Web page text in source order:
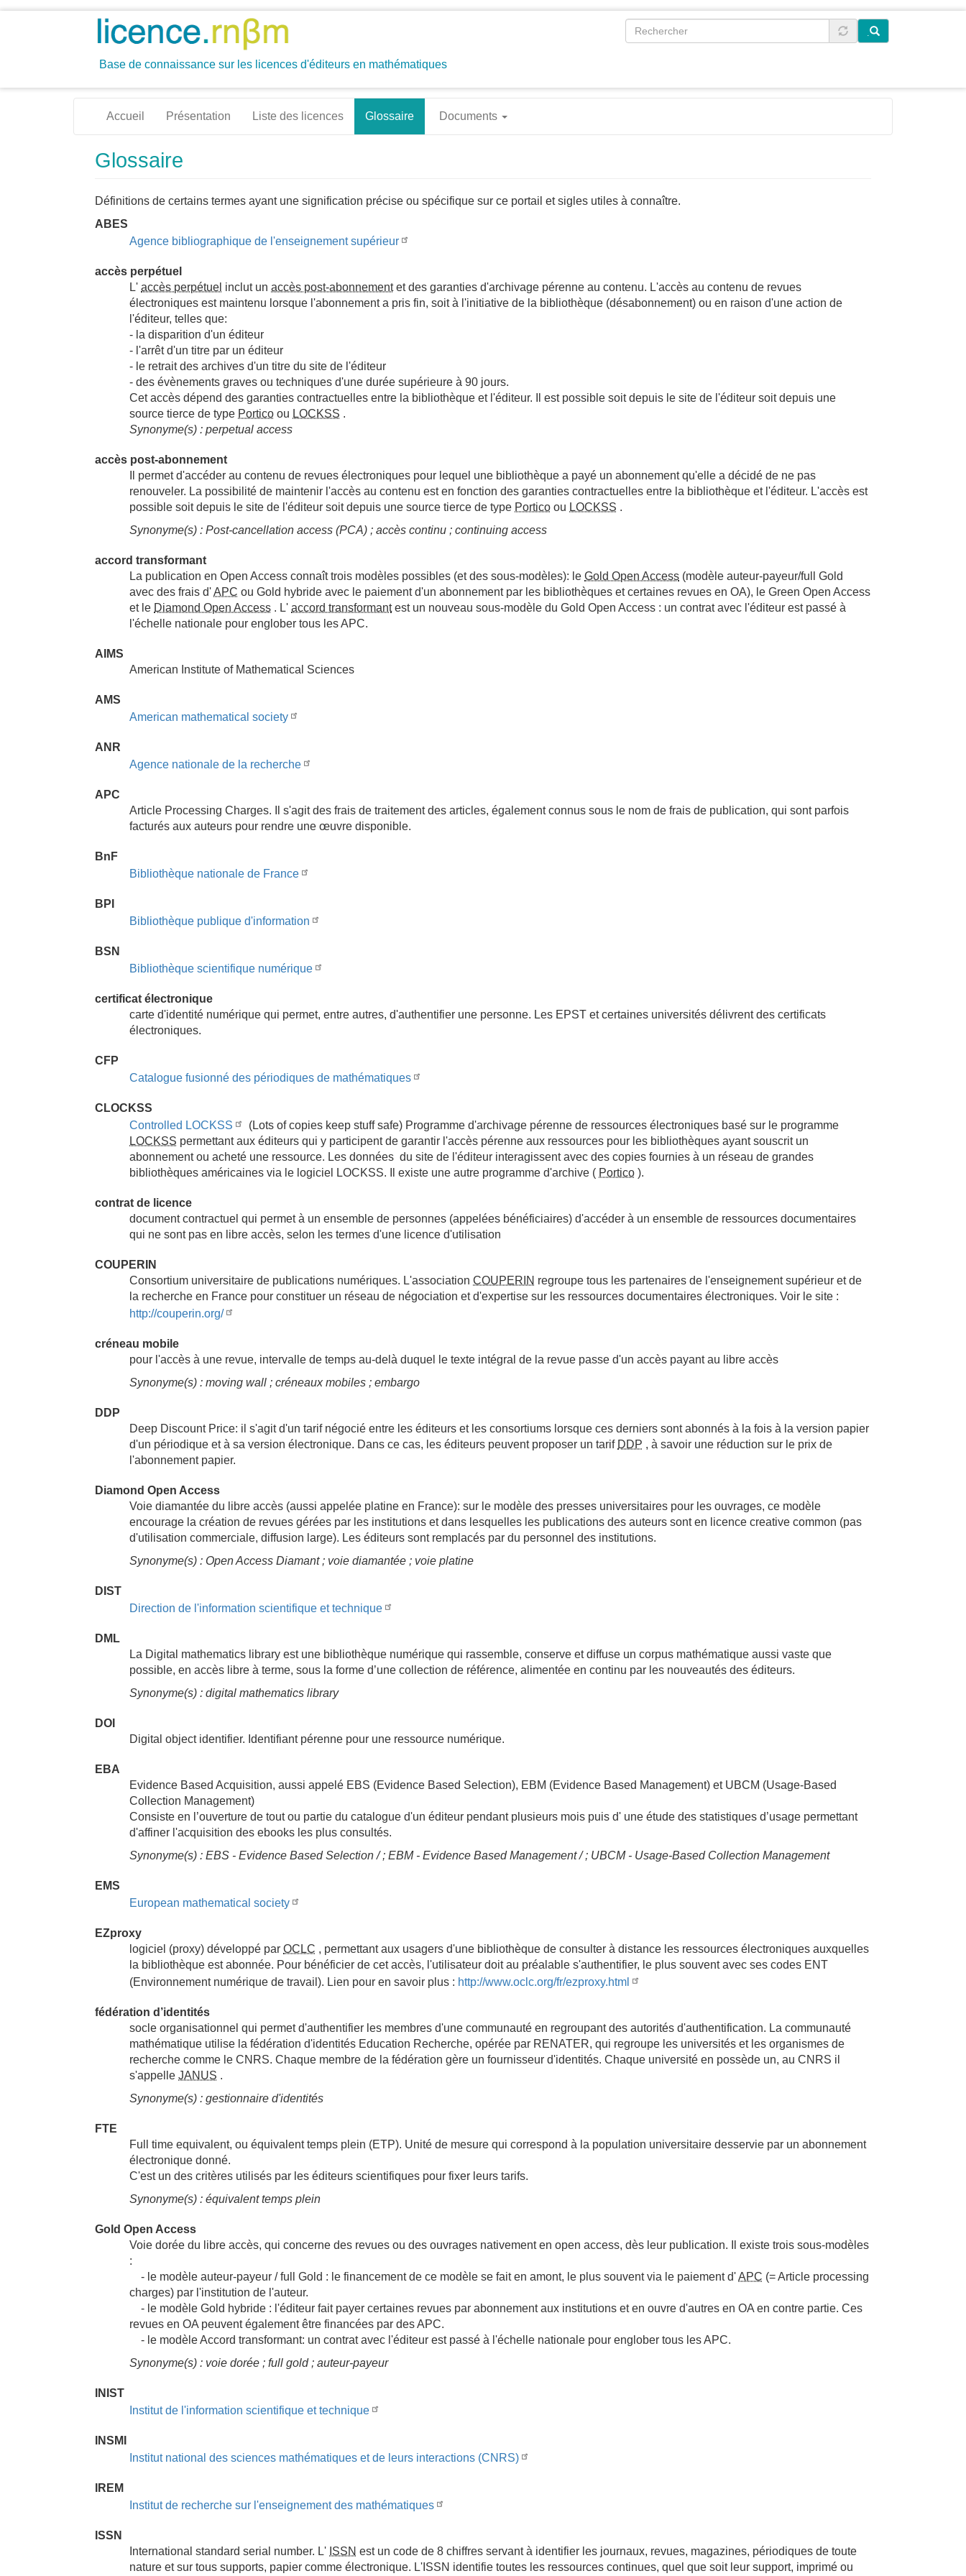
Base de connaissance sur les licences d'éditeurs en mathématiques
.
Navigation
principale
Accueil Présentation Liste des licences Glossaire Documents
Glossaire
Définitions de certains termes ayant une signification précise ou spécifique sur ce portail et sigles utiles à connaître.
ABES
Agence bibliographique de l'enseignement supérieur
accès perpétuel
L'accès perpétuel inclut unaccès post-abonnementet des garanties d'archivage pérenne au contenu. L'accès au contenu de revues
électroniques est maintenu lorsque l'abonnement a pris fin, soit à l'initiative de la bibliothèque (désabonnement) ou en raison d'une action de
l'éditeur, telles que:
- la disparition d'un éditeur
- l'arrêt d'un titre par un éditeur
- le retrait des archives d'un titre du site de l'éditeur
- des évènements graves ou techniques d'une durée supérieure à 90 jours.
Cet accès dépend des garanties contractuelles entre la bibliothèque et l'éditeur. Il est possible soit depuis le site de l'éditeur soit depuis une
source tierce de type Portico ou LOCKSS .
Synonyme(s) : perpetual access
accès post-abonnement
Il permet d'accéder au contenu de revues électroniques pour lequel une bibliothèque a payé un abonnement qu'elle a décidé de ne pas
renouveler. La possibilité de maintenir l'accès au contenu est en fonction des garanties contractuelles entre la bibliothèque et l'éditeur. L'accès est
possible soit depuis le site de l'éditeur soit depuis une source tierce de type Portico ou LOCKSS .
Synonyme(s) : Post-cancellation access (PCA) ; accès continu ; continuing access
accord transformant
La publication en Open Access connaît trois modèles possibles (et des sous-modèles): leGold Open Access (modèle auteur-payeur/full Gold
avec des frais d'APC ou Gold hybride avec le paiement d'un abonnement par les bibliothèques et certaines revues en OA), le Green Open Access
et le Diamond Open Access . L'accord transformantest un nouveau sous-modèle du Gold Open Access : un contrat avec l'éditeur est passé à
l'échelle nationale pour englober tous les APC.
AIMS
American Institute of Mathematical Sciences
AMS
American mathematical society
ANR
Agence nationale de la recherche
APC
Article Processing Charges. Il s'agit des frais de traitement des articles, également connus sous le nom de frais de publication, qui sont parfois
facturés aux auteurs pour rendre une œuvre disponible.
BnF
Bibliothèque nationale de France
BPI
Bibliothèque publique d'information
BSN
Bibliothèque scientifique numérique
certificat électronique
carte d'identité numérique qui permet, entre autres, d'authentifier une personne. Les EPST et certaines universités délivrent des certificats
électroniques.
CFP
Catalogue fusionné des périodiques de mathématiques
CLOCKSS
Controlled LOCKSS
(Lots of copies keep stuff safe) Programme d'archivage pérenne de ressources électroniques basé sur le programme
LOCKSS permettant aux éditeurs qui y participent de garantir l'accès pérenne aux ressources pour les bibliothèques ayant souscrit un
abonnement ou acheté une ressource. Les données du site de l'éditeur interagissent avec des copies fournies à un réseau de grandes
bibliothèques américaines via le logiciel LOCKSS. Il existe une autre programme d'archive ( Portico ).
contrat de licence
document contractuel qui permet à un ensemble de personnes (appelées bénéficiaires) d'accéder à un ensemble de ressources documentaires
qui ne sont pas en libre accès, selon les termes d'une licence d'utilisation
COUPERIN
Consortium universitaire de publications numériques. L'associationCOUPERIN regroupe tous les partenaires de l'enseignement supérieur et de
la recherche en France pour constituer un réseau de négociation et d'expertise sur les ressources documentaires électroniques. Voir le site :
http://couperin.org/
créneau mobile
pour l'accès à une revue, intervalle de temps au-delà duquel le texte intégral de la revue passe d'un accès payant au libre accès
Synonyme(s) : moving wall ; créneaux mobiles ; embargo
DDP
Deep Discount Price: il s'agit d'un tarif négocié entre les éditeurs et les consortiums lorsque ces derniers sont abonnés à la fois à la version papier
d'un périodique et à sa version électronique. Dans ce cas, les éditeurs peuvent proposer un tarif DDP , à savoir une réduction sur le prix de
l'abonnement papier.
Diamond Open Access
Voie diamantée du libre accès (aussi appelée platine en France): sur le modèle des presses universitaires pour les ouvrages, ce modèle
encourage la création de revues gérées par les institutions et dans lesquelles les publications des auteurs sont en licence creative common (pas
d'utilisation commerciale, diffusion large). Les éditeurs sont remplacés par du personnel des institutions.
Synonyme(s) : Open Access Diamant ; voie diamantée ; voie platine
DIST
Direction de l'information scientifique et technique
DML
La Digital mathematics library est une bibliothèque numérique qui rassemble, conserve et diffuse un corpus mathématique aussi vaste que
possible, en accès libre à terme, sous la forme d’une collection de référence, alimentée en continu par les nouveautés des éditeurs.
Synonyme(s) : digital mathematics library
DOI
Digital object identifier. Identifiant pérenne pour une ressource numérique.
EBA
Evidence Based Acquisition, aussi appelé EBS (Evidence Based Selection), EBM (Evidence Based Management) et UBCM (Usage-Based
Collection Management)
Consiste en l’ouverture de tout ou partie du catalogue d'un éditeur pendant plusieurs mois puis d' une étude des statistiques d’usage permettant
d'affiner l'acquisition des ebooks les plus consultés.
Synonyme(s) : EBS - Evidence Based Selection / ; EBM - Evidence Based Management / ; UBCM - Usage-Based Collection Management
EMS
European mathematical society
EZproxy
logiciel (proxy) développé parOCLC , permettant aux usagers d'une bibliothèque de consulter à distance les ressources électroniques auxquelles
la bibliothèque est abonnée. Pour bénéficier de cet accès, l'utilisateur doit au préalable s'authentifier, le plus souvent avec ses codes ENT
(Environnement numérique de travail). Lien pour en savoir plus : http://www.oclc.org/fr/ezproxy.html
fédération d’identités
socle organisationnel qui permet d'authentifier les membres d'une communauté en regroupant des autorités d'authentification. La communauté
mathématique utilise la fédération d'identités Education Recherche, opérée par RENATER, qui regroupe les universités et les organismes de
recherche comme le CNRS. Chaque membre de la fédération gère un fournisseur d'identités. Chaque université en possède un, au CNRS il
s'appelleJANUS .
Synonyme(s) : gestionnaire d'identités
FTE
Full time equivalent, ou équivalent temps plein (ETP). Unité de mesure qui correspond à la population universitaire desservie par un abonnement
électronique donné.
C'est un des critères utilisés par les éditeurs scientifiques pour fixer leurs tarifs.
Synonyme(s) : équivalent temps plein
Gold Open Access
Voie dorée du libre accès, qui concerne des revues ou des ouvrages nativement en open access, dès leur publication. Il existe trois sous-modèles
:
- le modèle auteur-payeur / full Gold : le financement de ce modèle se fait en amont, le plus souvent via le paiement d'APC (= Article processing
charges) par l'institution de l'auteur.
- le modèle Gold hybride : l'éditeur fait payer certaines revues par abonnement aux institutions et en ouvre d'autres en OA en contre partie. Ces
revues en OA peuvent également être financées par des APC.
- le modèle Accord transformant: un contrat avec l'éditeur est passé à l'échelle nationale pour englober tous les APC.
Synonyme(s) : voie dorée ; full gold ; auteur-payeur
INIST
Institut de l'information scientifique et technique
INSMI
Institut national des sciences mathématiques et de leurs interactions (CNRS)
IREM
Institut de recherche sur l'enseignement des mathématiques
ISSN
International standard serial number. L' ISSN est un code de 8 chiffres servant à identifier les journaux, revues, magazines, périodiques de toute
nature et sur tous supports, papier comme électronique. L'ISSN identifie toutes les ressources continues, quel que soit leur support, imprimé ou